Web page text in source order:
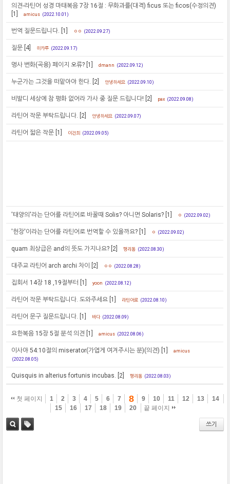
의견-라틴어 성경 마태복음 7장 16절 : 무화과를(대격) ficus 또는 ficos(수정의견)
[1]
amicus (2022.10.01)
번역 질문드립니다. [1] ㅇㅇ (2022.09.27)
질문 [4] 히카루 (2022.09.17)
명사 변화(곡용) 페이지 오류? [1] dmann (2022.09.12)
누군가는 그것을 떠맡아야 한다. [2] 안녕하세요 (2022.09.10)
비발디 세상에 참 평화 없어라 가사 중 질문 드립니다! [2] pax (2022.09.08)
라틴어 작문 부탁드립니다. [2] 안녕하세요 (2022.09.07)
라틴어 짧은 작문 [1] 이건희 (2022.09.05)
'태양의'라는 단어를 라틴어로 바꿀때 Solis? 아니면 Solaris? [1] ㅇ (2022.09.02)
'헌장'이라는 단어를 라틴어로 번역할 수 있을까요? [1] ㅇ (2022.09.02)
quam 최상급은 and의 뜻도 가지나요? [2] 평리동 (2022.08.30)
대주교 라틴어 arch archi 차이 [2] ㅇㅇ (2022.08.28)
집회서 14장 18 ,19절부터 [1] yoon (2022.08.12)
라틴어 작문 부탁드립니다. 도와주세요 [1] 라틴어로 (2022.08.10)
라틴어 문구 질문드립니다. [1] 바다 (2022.08.09)
요한복음 15장 5절 분석 의견 [1] amicus (2022.08.06)
이사야 54:10절의 miserator(가엽게 여겨주시는 분)(의견) [1]
amicus
(2022.08.05)
Quisquis in alterius fortunis incubas. [2] 평리동 (2022.08.03)
첫 페이지 1 2 3 4 5 6 7 8 9 10 11 12 13
14
15
16 17 18 19 20 끝 페이지
쓰기